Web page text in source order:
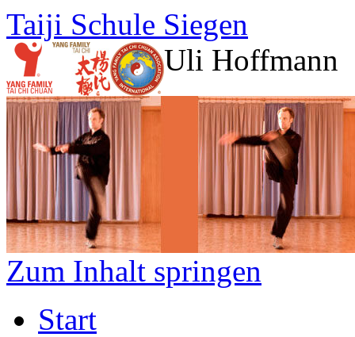
Taiji Schule Siegen
Uli Hoffmann
Zum Inhalt springen
Start